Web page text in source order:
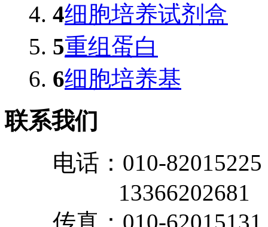
4细胞培养试剂盒
5重组蛋白
6细胞培养基
联系我们
电话：010-82015225
13366202681
传真：010-62015131